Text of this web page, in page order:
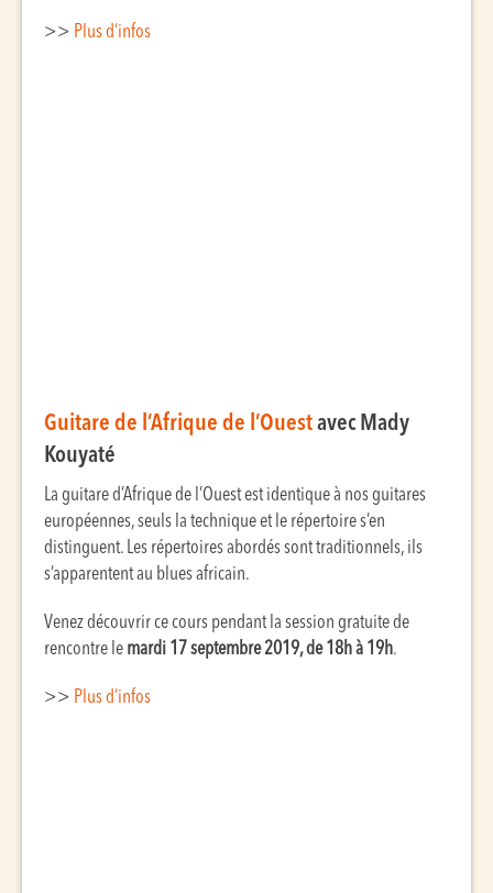
>> Plus d’infos
Guitare de l’Afrique de l’Ouestavec Mady
Kouyaté
La guitare d’Afrique de l’Ouest est identique à nos guitares
européennes, seuls la technique et le répertoire s’en
distinguent. Les répertoires abordés sont traditionnels, ils
s’apparentent au blues africain.
Venez découvrir ce cours pendant la session gratuite de
rencontre le mardi 17 septembre 2019, de 18h à 19h.
>> Plus d’infos